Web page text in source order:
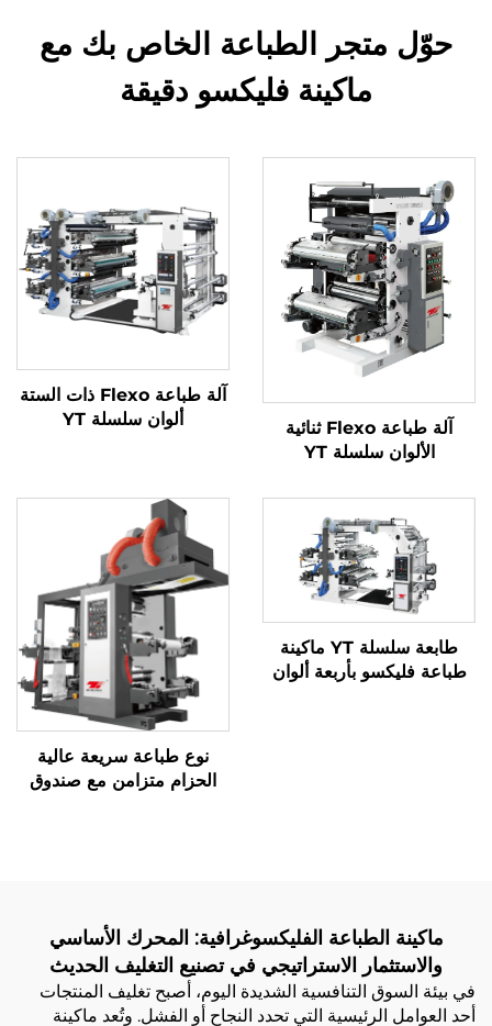
حوّل متجر الطباعة الخاص بك مع
ماكينة فليكسو دقيقة
آلة طباعة Flexo ثنائية
الألوان سلسلة YT
آلة طباعة Flexo ذات الستة
ألوان سلسلة YT
طابعة سلسلة YT ماكينة
طباعة فليكسو بأربعة ألوان
نوع طباعة سريعة عالية
الحزام متزامن مع صندوق
ماكينة الطباعة الفليكسوغرافية: المحرك الأساسي
والاستثمار الاستراتيجي في تصنيع التغليف الحديث
في بيئة السوق التنافسية الشديدة اليوم، أصبح تغليف المنتجات
أحد العوامل الرئيسية التي تحدد النجاح أو الفشل. وتُعد ماكينة